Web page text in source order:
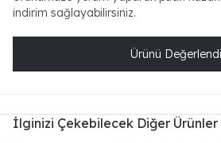
indirim sağlayabilirsiniz.
Ürünü
İlginizi Çekebilecek Diğer Ürünler